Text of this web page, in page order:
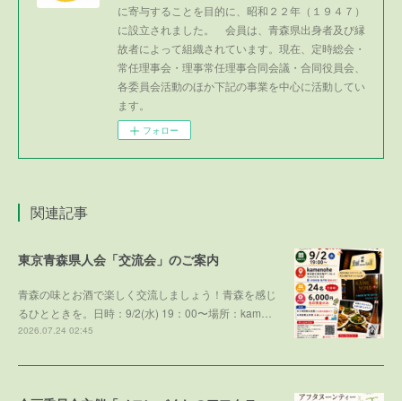
に寄与することを目的に、昭和２２年（１９４７）
に設立されました。 会員は、青森県出身者及び縁
故者によって組織されています。現在、定時総会・
常任理事会・理事常任理事合同会議・合同役員会、
各委員会活動のほか下記の事業を中心に活動してい
ます。
フォロー
関連記事
東京青森県人会「交流会」のご案内
青森の味とお酒で楽しく交流しましょう！青森を感じ
るひとときを。日時：9/2(水) 19：00〜場所：kam…
2026.07.24 02:45